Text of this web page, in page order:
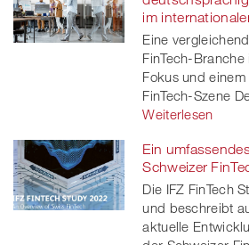
twitt
er
im
Eine
FinTech-
Fokus und
FinTech-Szene
Weiterlesen
Ein
Schweizer
Die IFZ FinTech
und beschreibt
aktuelle